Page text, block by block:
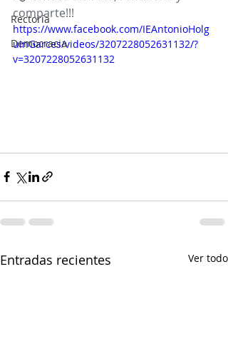
Rectoría
Democracia
comparte!!!
https://www.facebook.com/IEAntonioHolg
uinGarces/videos/3207228052631132/?
v=3207228052631132
Entradas recientes Ver todo